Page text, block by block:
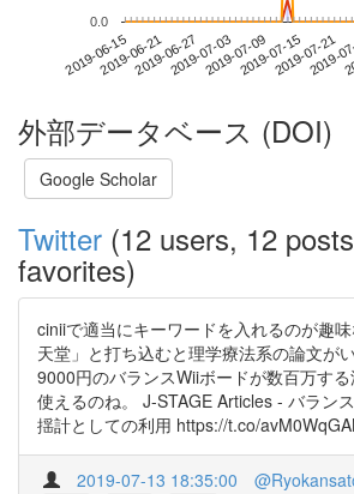
2019-06-152019-06-212019-06-272019-07-032019-07-092019-07-152019-07-21
2019-
0.0
外部データベース (DOI)
Google Scholar
Twitter (12 users, 12
favorites)
ciniiで適当にキーワードを入れるのが趣
天堂」と打ち込むと理学療法系の論文が
9000円のバランスWiiボードが数百万す
使えるのね。 J-STAGE Articles - バラン
揺計としての利用 https://t.co/
2019-07-13 18:35:00